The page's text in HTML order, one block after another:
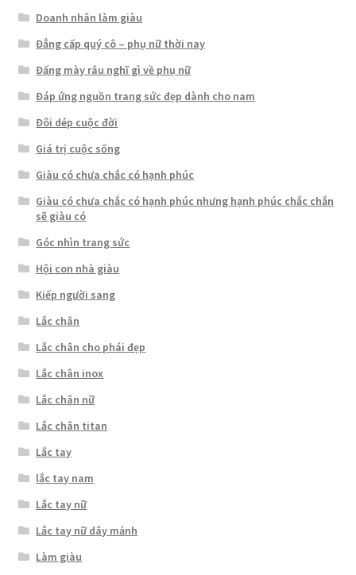
Doanh nhân làm giàu
Đẳng cấp quý cô – phụ nữ thời nay
Đấng mày râu nghĩ gì về phụ nữ
Đáp ứng nguồn trang sức đẹp dành cho nam
Đôi dép cuộc đời
Giá trị cuộc sống
Giàu có chưa chắc có hạnh phúc
Giàu có chưa chắc có hạnh phúc nhưng hạnh phúc chắc chắn
sẽ giàu có
Góc nhìn trang sức
Hội con nhà giàu
Kiếp người sang
Lắc chân
Lắc chân cho phái đẹp
Lắc chân inox
Lắc chân nữ
Lắc chân titan
Lắc tay
lắc tay nam
Lắc tay nữ
Lắc tay nữ dây mảnh
Làm giàu